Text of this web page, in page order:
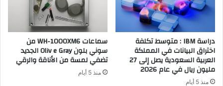
دراسة IBM : متوسط تكلفة
اختراق البيانات في المملكة
العربية السعودية يصل إلى 27
مليون ريال في عام 2026
منذ 5 أيام
سماعات WH-1000XM6 من
سوني بلون Oliv e Gray الجديد
تضفي لمسة من الأناقة والرقي
منذ 5 أيام